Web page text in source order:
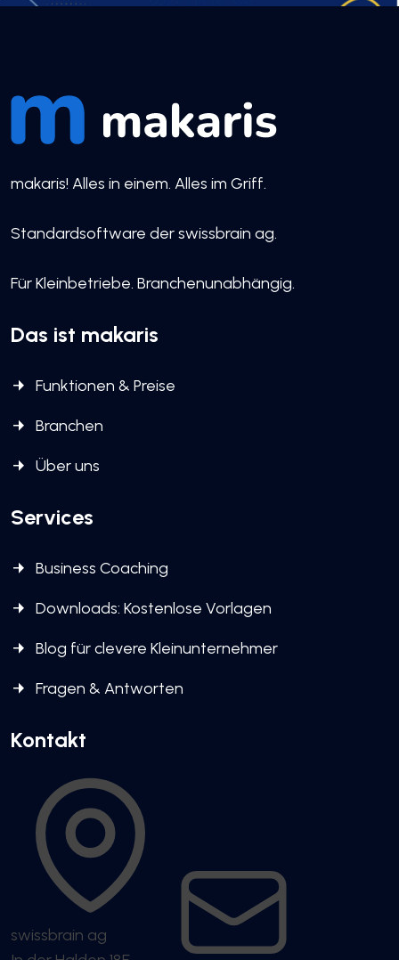
makaris! Alles in einem. Alles im Griff.
Standardsoftware der swissbrain ag.
Für Kleinbetriebe. Branchenunabhängig.
Das ist makaris
Funktionen & Preise
Branchen
Über uns
Services
Business Coaching
Downloads: Kostenlose Vorlagen
Blog für clevere Kleinunternehmer
Fragen & Antworten
Kontakt
swissbrain ag